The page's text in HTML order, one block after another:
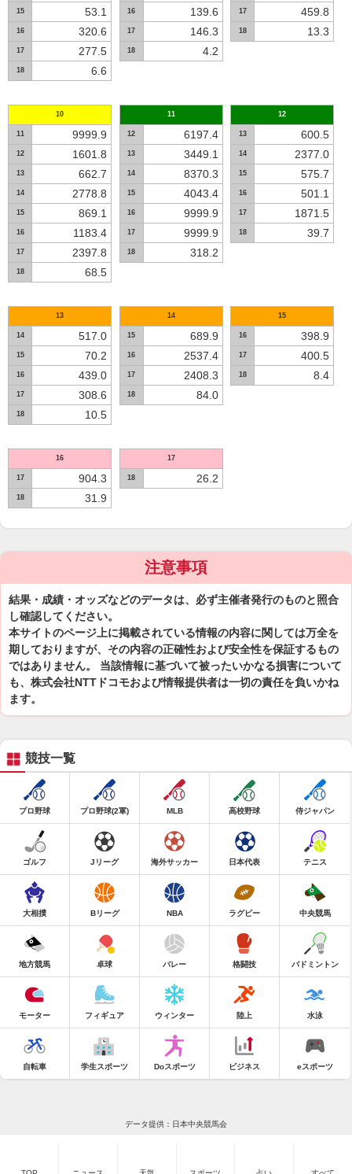
15 53.1
16 320.6
17 277.5
18 6.6
16 139.6
17 146.3
18 4.2
17 459.8
18 13.3
10
11 9999.9
12 1601.8
13 662.7
14 2778.8
15 869.1
16 1183.4
17 2397.8
18 68.5
11
12 6197.4
13 3449.1
14 8370.3
15 4043.4
16 9999.9
17 9999.9
18 318.2
12
13 600.5
14 2377.0
15 575.7
16 501.1
17 1871.5
18 39.7
13
14 517.0
15 70.2
16 439.0
17 308.6
18 10.5
14
15 689.9
16 2537.4
17 2408.3
18 84.0
15
16 398.9
17 400.5
18 8.4
16
17 904.3
18 31.9
17
18 26.2
注意事項
結果・成績・オッズなどのデータは、必ず主催者発行のものと照合
し確認してください。
本サイトのページ上に掲載されている情報の内容に関しては万全を
期しておりますが、その内容の正確性および安全性を保証するもの
ではありません。 当該情報に基づいて被ったいかなる損害について
も、株式会社NTTドコモおよび情報提供者は一切の責任を負いかね
ます。
競技一覧
プロ野球 プロ野球(2軍) MLB 高校野球 侍ジャパン
ゴルフ Jリーグ 海外サッカー 日本代表 テニス
大相撲 Bリーグ NBA ラグビー 中央競馬
地方競馬 卓球 バレー 格闘技 バドミントン
モーター フィギュア ウィンター 陸上 水泳
自転車 学生スポーツ Doスポーツ ビジネス eスポーツ
データ提供：日本中央競馬会